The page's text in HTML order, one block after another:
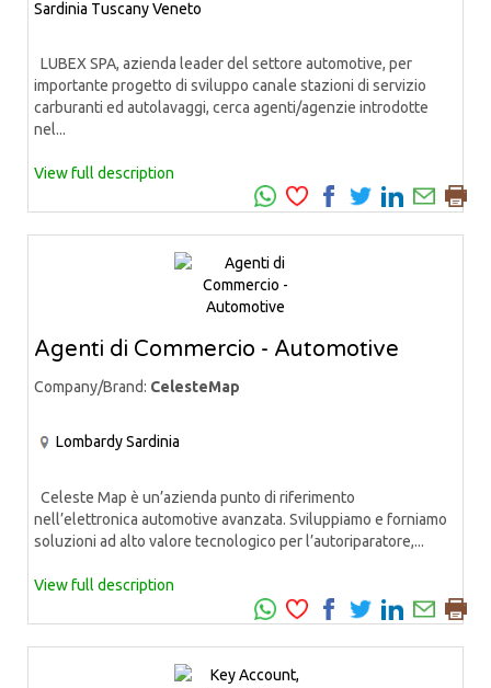
Sardinia TuscanyVeneto
LUBEX SPA, azienda leader del settore automotive, per
importante progetto di sviluppo canale stazioni di servizio
carburanti ed autolavaggi, cerca agenti/agenzie introdotte
nel...
View full description
Agenti di Commercio - Automotive
Company/Brand: CelesteMap
LombardySardinia
Celeste Map è un’azienda punto di riferimento
nell’elettronica automotive avanzata. Sviluppiamo e forniamo
soluzioni ad alto valore tecnologico per l’autoriparatore,...
View full description